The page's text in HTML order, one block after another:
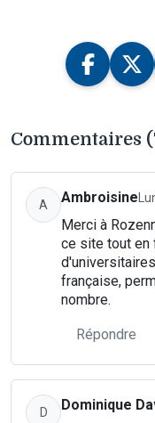
Commentaires
A Ambroisine
Merci à
ce site tout en
française,
nombre.
Répondre
D Dominique